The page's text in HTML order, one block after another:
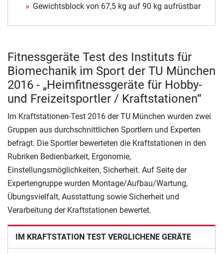
Gewichtsblock von 67,5 kg auf 90 kg aufrüstbar
Fitnessgeräte Test des Instituts für
Biomechanik im Sport der TU München
2016 - „Heimfitnessgeräte für Hobby-
und Freizeitsportler / Kraftstationen“
Im Kraftstationen-Test 2016 der TU München wurden zwei
Gruppen aus durchschnittlichen Sportlern und Experten
befragt. Die Sportler bewerteten die Kraftstationen in den
Rubriken Bedienbarkeit, Ergonomie,
Einstellungsmöglichkeiten, Sicherheit. Auf Seite der
Expertengruppe wurden Montage/Aufbau/Wartung,
Übungsvielfalt, Ausstattung sowie Sicherheit und
Verarbeitung der Kraftstationen bewertet.
IM KRAFTSTATION TEST VERGLICHENE GERÄTE